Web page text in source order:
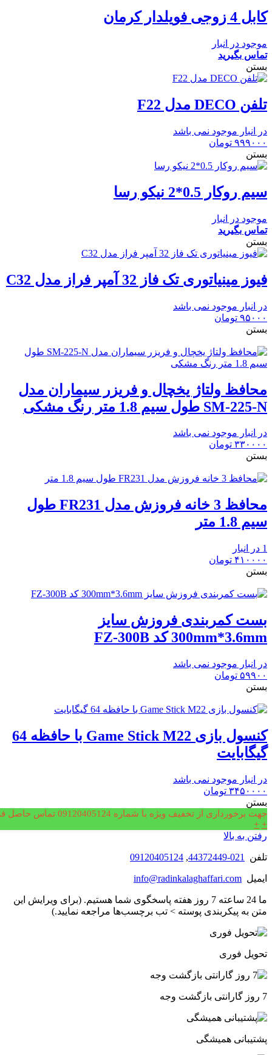
کابل 4 زوجی فویلدار کرمان
موجود در انبار
تماس بگیرید
بستن
تلفن DECO مدل F22
در انبار موجود نمی باشد
۹۹۹۰۰۰ تومان
بستن
سیم روکار 0.5*2 نیکو رسا
موجود در انبار
تماس بگیرید
بستن
فیوز مینیاتوری تک فاز 32 آمپر فراز مدل C32
در انبار موجود نمی باشد
۹۵۰۰۰ تومان
بستن
محافظ ولتاژ یخچال و فریزر سیماران مدل
SM-225-N طول سیم 1.8 متر رنگ مشکی
در انبار موجود نمی باشد
۳۳۰۰۰۰ تومان
بستن
محافظ 3 خانه فروزش مدل FR231 طول
سیم 1.8 متر
1 در انبار
۴۱۰۰۰۰ تومان
بستن
بست کمربندی فروزش سایز
300mm*3.6mm کد FZ-300B
در انبار موجود نمی باشد
۵۹۹۰۰ تومان
بستن
کنسول بازی Game Stick M22 با حافظه 64
گیگابایت
در انبار موجود نمی باشد
۳۴۵۰۰۰۰ تومان
بستن
جهت برخورداری از تخفیف ویژه با شماره 09120405124 تماس حاصل فرمایید.
+
+
رفتن به بالا
تلفن 021-44372449
,
09120405124
ایمیل info@radinkalaghaffari.com
ما 24 ساعته 7 روز هفته پاسخگوی شما هستیم. (برای ویرایش این
متن به پیکربندی پوسته > تب برچسب‌ها مراجعه نمایید.)
تحویل فوری
7 روز گارانتی بازگشت وجه
پشتیبانی همیشگی